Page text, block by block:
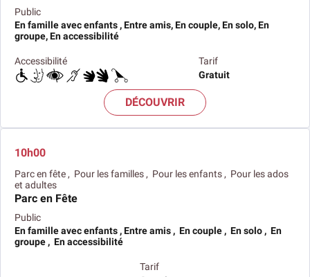
Public
En famille avec enfants , Entre amis, En couple, En solo, En
groupe, En accessibilité
Tarif
Gratuit
Accessibilité
DÉCOUVRIR
10h00
Parc en fête , Pour les familles , Pour les enfants , Pour les ados
et adultes
Parc en Fête
Public
En famille avec enfants , Entre amis , En couple , En solo , En
groupe , En accessibilité
Tarif